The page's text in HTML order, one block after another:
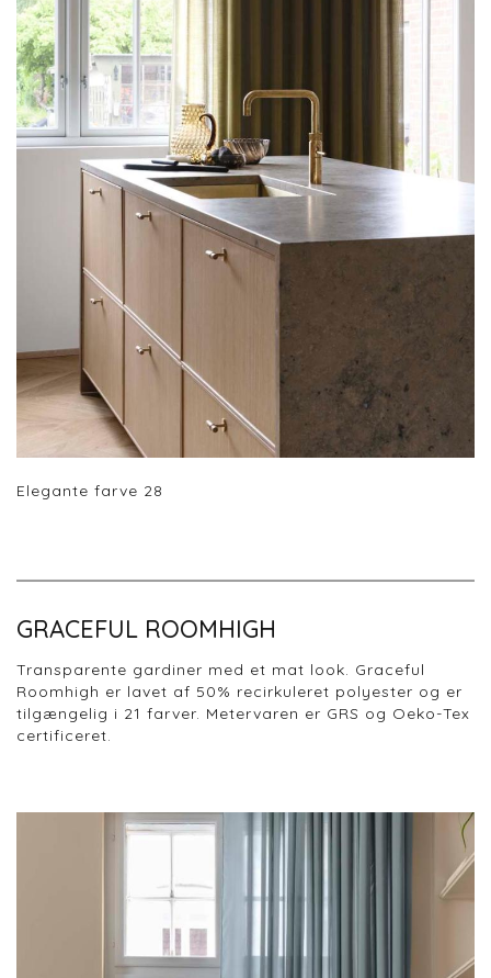
Elegante farve 28
GRACEFUL ROOMHIGH
Transparente gardiner med et mat look. Graceful
Roomhigh er lavet af 50% recirkuleret polyester og er
tilgængelig i 21 farver. Metervaren er GRS og Oeko-Tex
certificeret.